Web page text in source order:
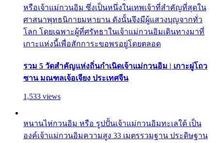
หรือเจ้าแม่กวนอิม ซึ่งเป็นหนึ่งในเทพเจ้าที่สำคัญที่สุดใน
ศาสนาพุทธนิกายมหายาน ดังนั้นจึงมีผู้แสวงบุญจากทั่ว
โลก โดยเฉพาะผู้ที่ศรัทธาในเจ้าแม่กวนอิมเดินทางมาที่
เกาะแห่งนี้เพื่อสักการะขอพรอยู่โดยตลอด
รวม 5 วัดสำคัญแห่งถิ่นกำเนิดเจ้าแม่กวนอิม | เกาะผู่โถว
ซาน มณฑลเจ้อเจียง ประเทศจีน
1,533 views
หนานไห่กวนอิม หรือ รูปปั้นเจ้าแม่กวนอิมทะเลใต้ เป็น
องค์เจ้าแม่กวนอิมความสูง 33 เมตรรวมฐาน ประดิษฐาน